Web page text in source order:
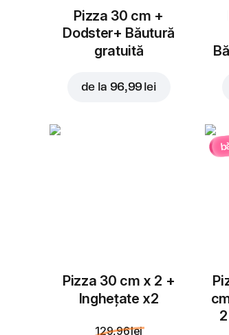
Pizza 30 cm +
Dodster+ Băutură
gratuită
de la 96,99 lei
Pizza 30 cm x 2 +
Inghețate x2
129,96 lei